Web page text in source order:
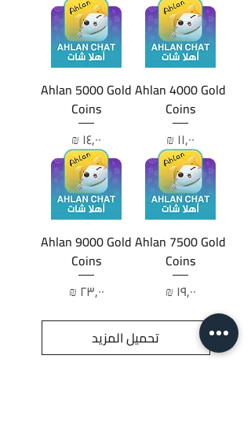
Ahlan 4000 Gold
Coins
السعر
Ahlan 5000 Gold
Coins
السعر
Ahlan 7500 Gold
Coins
السعر
Ahlan 9000 Gold
Coins
السعر
تحميل المزيد